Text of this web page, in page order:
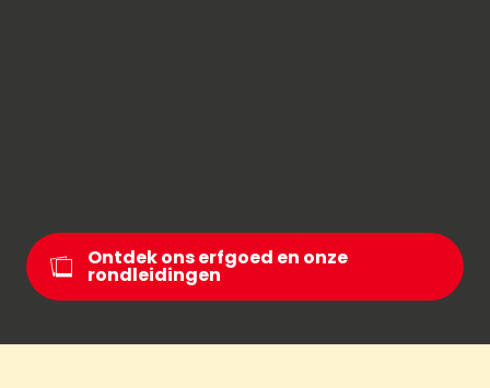
Ontdek ons erfgoed en onze
rondleidingen